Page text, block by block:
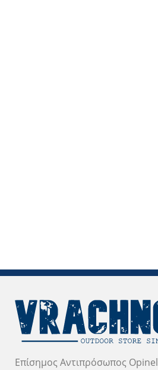
Επίσημος Αντιπρόσωπος Opinel